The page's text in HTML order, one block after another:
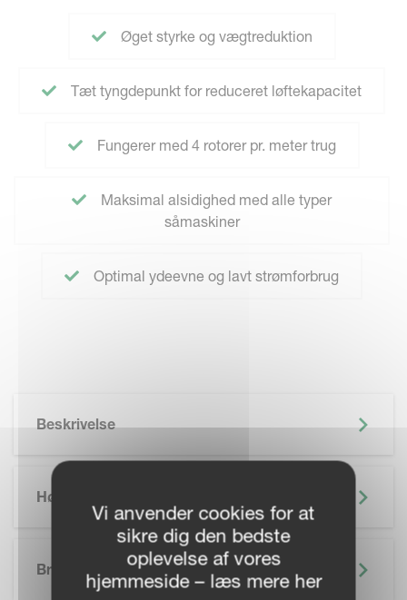
Øget styrke og vægtreduktion
Tæt tyngdepunkt for reduceret løftekapacitet
Fungerer med 4 rotorer pr. meter trug
Maksimal alsidighed med alle typer
såmaskiner
Optimal ydeevne og lavt strømforbrug
Beskrivelse
Højdepunkter
Brochure
Vi anvender cookies for at
sikre dig den bedste
oplevelse af vores
hjemmeside – læs mere her